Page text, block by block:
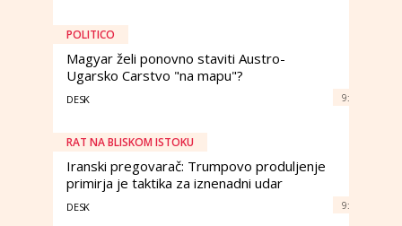
POLITICO
Magyar želi ponovno staviti Austro-
Ugarsko Carstvo "na mapu"?
DESK 9:
RAT NA BLISKOM ISTOKU
Iranski pregovarač: Trumpovo produljenje
primirja je taktika za iznenadni udar
DESK 9: